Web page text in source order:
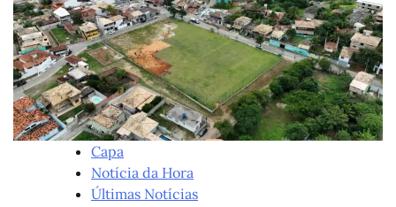
Capa
Notícia da Hora
Últimas Notícias